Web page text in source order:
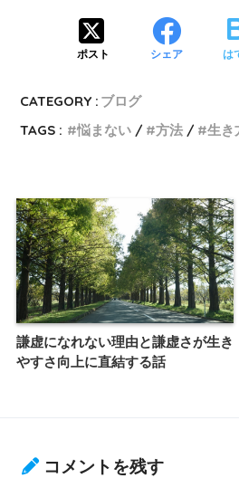
ポスト シェア は
CATEGORY : ブログ
TAGS :
悩まない 方法 生き
謙虚になれない理由と謙虚さが生き
やすさ向上に直結する話
コメントを残す